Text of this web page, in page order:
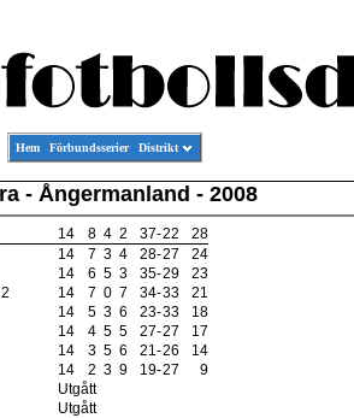
Hem Förbundsserier Distrikt
- Ångermanland - 2008
14 8 4 2 37-22
28
14 7 3 4 28-27
24
14 6 5 3 35-29
23
14 7 0 7 34-33
21
14 5 3 6 23-33
18
14 4 5 5 27-27
17
14 3 5 6 21-26
14
14 2 3 9 19-27
9
Utgått
Utgått